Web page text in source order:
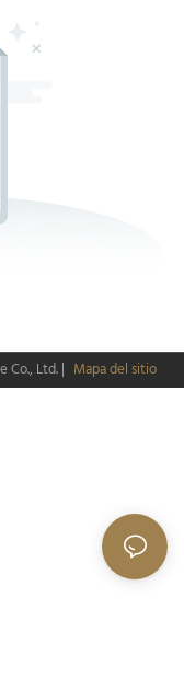
Co., Ltd.| Mapa del sitio